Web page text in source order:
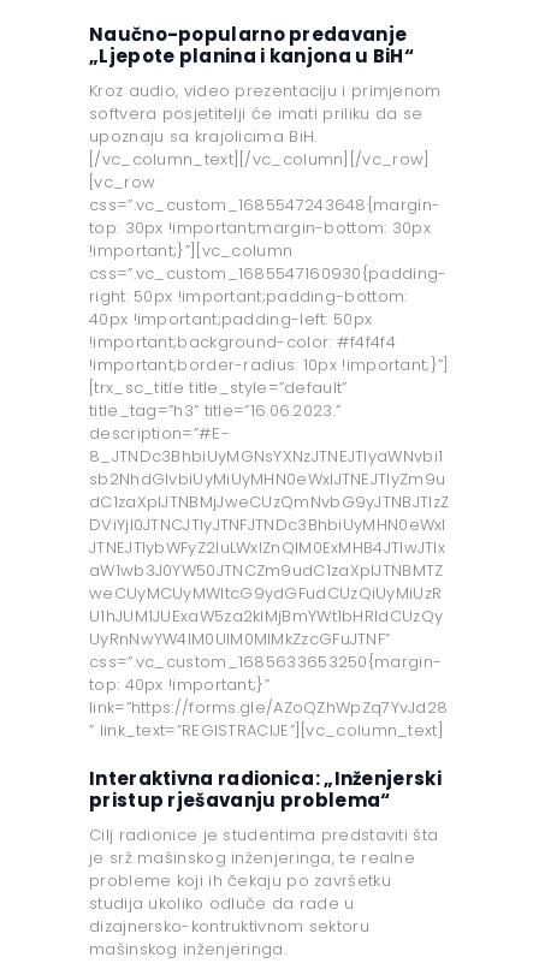
Naučno-popularno predavanje
„Ljepote planina i kanjona u BiH“
Kroz audio, video prezentaciju i primjenom
softvera posjetitelji će imati priliku da se
upoznaju sa krajolicima BiH.
[/vc_column_text][/vc_column][/vc_row]
[vc_row
css=”.vc_custom_1685547243648{margin-
top: 30px !important;margin-bottom: 30px
!important;}”][vc_column
css=”.vc_custom_1685547160930{padding-
right: 50px !important;padding-bottom:
40px !important;padding-left: 50px
!important;background-color: #f4f4f4
!important;border-radius: 10px !important;}”]
[trx_sc_title title_style=”default”
title_tag=”h3” title=”16.06.2023.”
description=”#E-
8_JTNDc3BhbiUyMGNsYXNzJTNEJTIyaWNvbi1
sb2NhdGlvbiUyMiUyMHN0eWxlJTNEJTIyZm9u
dC1zaXplJTNBMjJweCUzQmNvbG9yJTNBJTIzZ
DViYjI0JTNCJTIyJTNFJTNDc3BhbiUyMHN0eWxl
JTNEJTIybWFyZ2luLWxlZnQlM0ExMHB4JTIwJTIx
aW1wb3J0YW50JTNCZm9udC1zaXplJTNBMTZ
weCUyMCUyMWltcG9ydGFudCUzQiUyMiUzR
U1hJUM1JUExaW5za2klMjBmYWt1bHRldCUzQy
UyRnNwYW4lM0UlM0MlMkZzcGFuJTNF”
css=”.vc_custom_1685633653250{margin-
top: 40px !important;}”
link=”https://forms.gle/AZoQZhWpZq7YvJd28
” link_text=”REGISTRACIJE”][vc_column_text]
Interaktivna radionica: „Inženjerski
pristup rješavanju problema“
Cilj radionice je studentima predstaviti šta
je srž mašinskog inženjeringa, te realne
probleme koji ih čekaju po završetku
studija ukoliko odluče da rade u
dizajnersko-kontruktivnom sektoru
mašinskog inženjeringa.